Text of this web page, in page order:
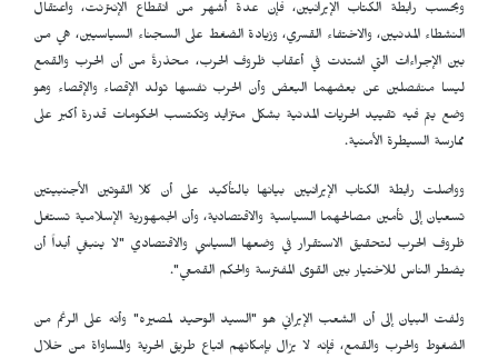
وبحسب رابطة الكتاب الإيرانيين، فإن عدة أشهر من انقطاع الإنترنت، واعتقال
النشطاء المدنيين، والاختفاء القسري، وزيادة الضغط على السجناء السياسيين، هي من
بين الإجراءات التي اشتدت في أعقاب ظروف الحرب، محذرةً من أن الحرب والقمع
ليسا منفصلين عن بعضهما البعض وأن الحرب نفسها تولد الإقصاء والإقصاء وهو
وضع يتم فيه تقييد الحريات المدنية بشكل متزايد وتكتسب الحكومات قدرة أكبر على
ممارسة السيطرة الأمنية.
وواصلت رابطة الكتاب الإيرانيين بيانها بالتأكيد على أن كلا القوتين الأجنبيتين
تسعيان إلى تأمين مصالحهما السياسية والاقتصادية، وأن الجمهورية الإسلامية تستغل
ظروف الحرب لتحقيق الاستقرار في وضعها السياسي والاقتصادي "لا ينبغي أبداً أن
يضطر الناس للاختيار بين القوى المفترسة والحكم القمعي".
ولفت البيان إلى أن الشعب الإيراني هو "السيد الوحيد لمصيره" وأنه على الرغم من
الضغوط والحرب والقمع، فإنه لا يزال بإمكانهم اتباع طريق الحرية والمساواة من خلال